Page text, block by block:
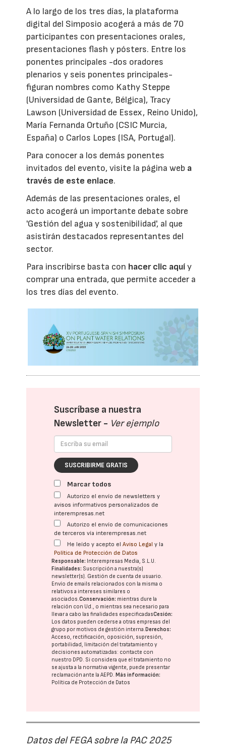
A lo largo de los tres días, la plataforma
digital del Simposio acogerá a más de 70
participantes con presentaciones orales,
presentaciones flash y pósters. Entre los
ponentes principales -dos oradores
plenarios y seis ponentes principales-
figuran nombres como Kathy Steppe
(Universidad de Gante, Bélgica), Tracy
Lawson (Universidad de Essex, Reino Unido),
María Fernanda Ortuño (CSIC Murcia,
España) o Carlos Lopes (ISA, Portugal).
Para conocer a los demás ponentes
invitados del evento, visite la página web a
través de este enlace.
Además de las presentaciones orales, el
acto acogerá un importante debate sobre
'Gestión del agua y sostenibilidad', al que
asistirán destacados representantes del
sector.
Para inscribirse basta con hacer clic aquíy
comprar una entrada, que permite acceder a
los tres días del evento.
Suscríbase a nuestra
Newsletter - Ver ejemplo
SUSCRIBIRME GRATIS
Marcar todos
Autorizo el envío de newsletters y
avisos informativos personalizados de
interempresas.net
Autorizo el envío de comunicaciones
de terceros vía interempresas.net
He leído y acepto elAviso Legal y la
Política de Protección de Datos
Responsable: Interempresas Media, S.L.U.
Finalidades: Suscripción a nuestra(s)
newsletter(s). Gestión de cuenta de usuario.
Envío de emails relacionados con la misma o
relativos a intereses similares o
asociados.Conservación: mientras dure la
relación con Ud., o mientras sea necesario para
llevar a cabo las finalidades especificadasCesión:
Los datos pueden cederse a otras empresas del
grupo por motivos de gestión interna.Derechos:
Acceso, rectificación, oposición, supresión,
portabilidad, limitación del tratatamiento y
decisiones automatizadas: contacte con
nuestro DPD. Si considera que el tratamiento no
se ajusta a la normativa vigente, puede presentar
reclamación ante laAEPD.Más información:
Política de Protección de Datos
Datos del FEGA sobre la PAC 2025